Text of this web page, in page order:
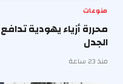
منوعات
محررة أزياء يهودية
الجدل
منذ 23 ساعة